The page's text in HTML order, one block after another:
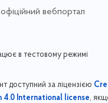
офіційний вебпортал
в тестовому режимі
доступний за ліцензією
International license,